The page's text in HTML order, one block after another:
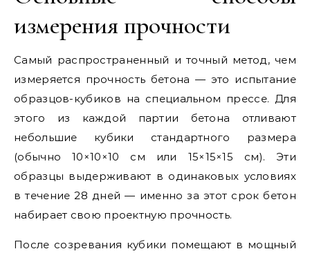
измерения прочности
Самый распространенный и точный метод, чем
измеряется прочность бетона — это испытание
образцов-кубиков на специальном прессе. Для
этого из каждой партии бетона отливают
небольшие кубики стандартного размера
(обычно 10×10×10 см или 15×15×15 см). Эти
образцы выдерживают в одинаковых условиях
в течение 28 дней — именно за этот срок бетон
набирает свою проектную прочность.
После созревания кубики помещают в мощный